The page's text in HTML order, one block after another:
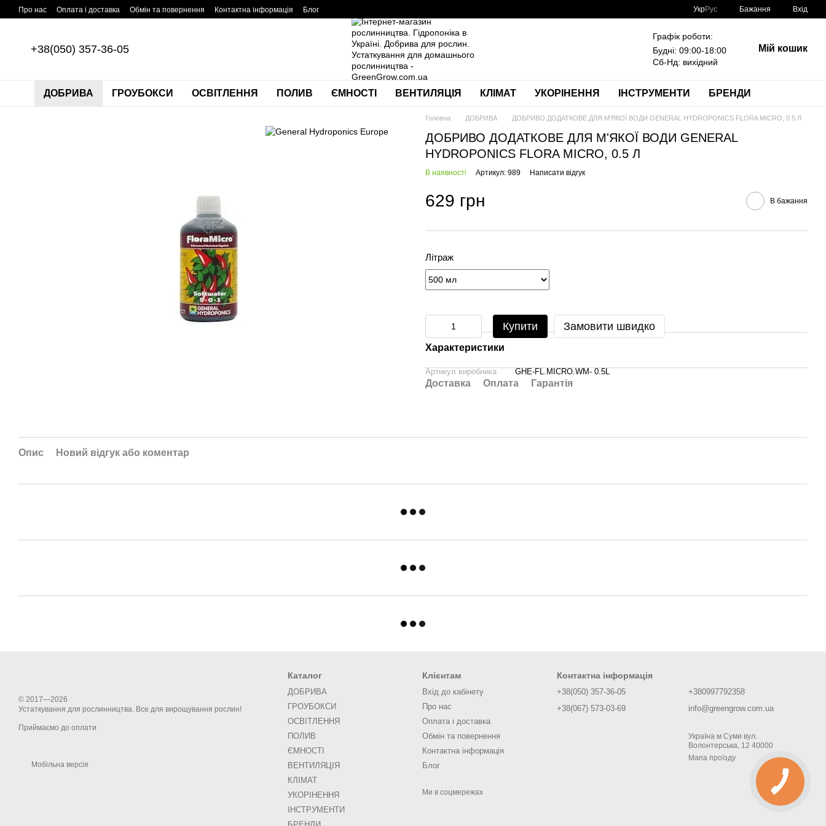
Перейти до основного контенту
Про нас Оплата і доставка Обмін та повернення Контактна інформація Блог УкрРус Бажання Вхід
+38(050) 357-36-05
Графік роботи:
Будні: 09:00-18:00
Сб-Нд: вихідний
Мій кошик
ДОБРИВА ГРОУБОКСИ ОСВІТЛЕННЯ ПОЛИВ ЄМНОСТІ ВЕНТИЛЯЦІЯ КЛІМАТ УКОРІНЕННЯ ІНСТРУМЕНТИ БРЕНДИ
Головна ДОБРИВА ДОБРИВО ДОДАТКОВЕ ДЛЯ М'ЯКОЇ ВОДИ GENERAL HYDROPONICS FLORA MICRO, 0.5 Л
ДОБРИВО ДОДАТКОВЕ ДЛЯ М'ЯКОЇ ВОДИ GENERAL
HYDROPONICS FLORA MICRO, 0.5 Л
В наявності Артикул: 989 Написати відгук
629 грн В бажання
Літраж
Купити Замовити швидко
Характеристики
Артикул виробника GHE-FL.MICRO.WM- 0.5L
Доставка Оплата Гарантія
Опис Новий відгук або коментар
© 2017—2026
Устаткування для рослинництва. Все для вирощування рослин!
Приймаємо до оплати
Мобільна версія
Каталог
ДОБРИВА
ГРОУБОКСИ
ОСВІТЛЕННЯ
ПОЛИВ
ЄМНОСТІ
ВЕНТИЛЯЦІЯ
КЛІМАТ
УКОРІНЕННЯ
ІНСТРУМЕНТИ
Клієнтам
Вхід до кабінету
Про нас
Оплата і доставка
Обмін та повернення
Контактна інформація
Блог
Ми в соцмережах
Контактна інформація
+38(050) 357-36-05
+38(067) 573-03-69
+380997792358
info@greengrow.com.ua
Україна м Суми вул.
Волонтерська, 12 40000
Мапа проїзду